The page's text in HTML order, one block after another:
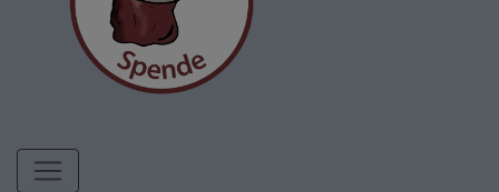
Hauptnavigation